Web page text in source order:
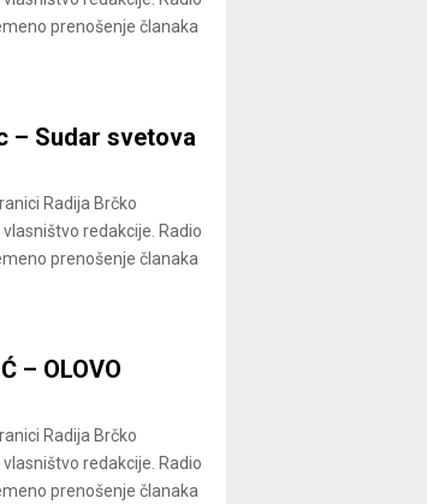
prenošenje članaka
– Sudar svetova
Radija Brčko
redakcije. Radio
prenošenje članaka
– OLOVO
Radija Brčko
redakcije. Radio
prenošenje članaka